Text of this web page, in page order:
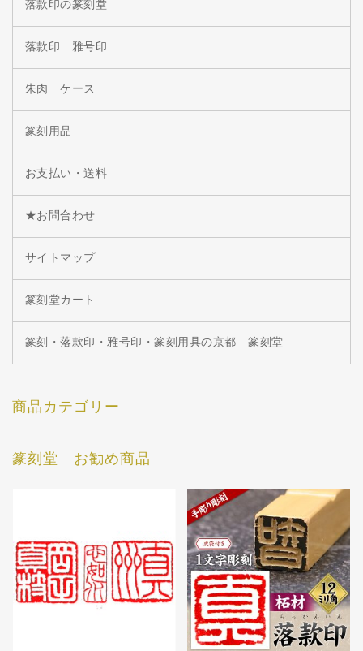
落款印の篆刻堂
落款印 雅号印
朱肉 ケース
篆刻用品
お支払い・送料
★お問合わせ
サイトマップ
篆刻堂カート
篆刻・落款印・雅号印・篆刻用具の京都 篆刻堂
商品カテゴリー
篆刻堂 お勧め商品